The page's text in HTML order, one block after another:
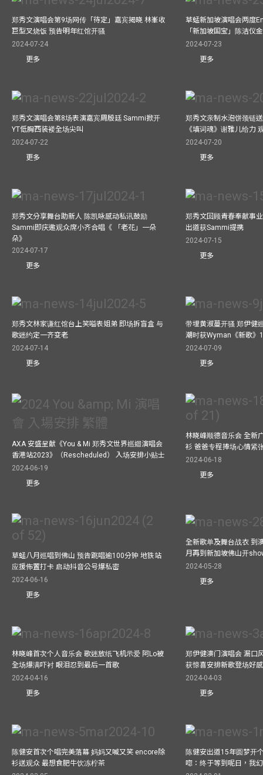
郑秀文演唱会第9场网传「待定」嘉宾揭晓 林峯收
巨型叉烧饭 预告明年红馆开骚
2024-07-24
更多
草蜢新加坡演唱会两度
「新加坡国宝」陈洁仪
2024-07-23
更多
郑秀文演唱会第8场表演嘉宾周殷廷 Sammi掀开
YT低胸西装褛全场尖叫
2024-07-22
更多
郑秀文亲制水泡饼颈链
《填词魂》谢雅儿给力
2024-07-20
更多
郑秀文分享舞台助新人 陈凯咏感动私讯鼓励
Sammi即庆邀观众席小齐合唱《 「老花」一朵
朵》
2024-07-17
更多
郑秀文回顾青春奉献事
出道获Sammi提携
2024-07-15
更多
郑秀文林家谦红馆台上笑嗌表姐弟 即场拆盲盒 与
歌迷约定一齐变老
2024-07-14
更多
带埋黄淑蔓开骚 郑伊健
潮时获Wyman《新歌》
2024-07-09
更多
AXA 安盛呈献《You & Mi 郑秀文世界巡迴演唱会
香港站2023》（Rescheduled） 入场安排小贴士
2024-06-19
更多
林晓峰顺德音乐会 全新
衫 爸爸专程捧场心情紧
2024-06-18
更多
草蜢八月巡唱到佛山 预告跳唱逾100分钟 地铁站
应援佈置打卡 启动抖音公号爆私密
2024-06-16
更多
全新歌单及舞台战衣 到
月再到新加坡佛山开
2024-05-28
更多
林晓峰首次个人音乐会 歌迷放纸飞机示爱 阿Lo被
全场爆满吓衬 眼泪忍到最后一首歌
2024-04-16
更多
郑伊健澳门演唱会 漏口
获惊喜安排新歌登场好
2024-04-03
更多
陈健安首次个唱完美落幕 妈妈又喊又笑 encore除
衫送观众 最想食肥牛饮冻柠茶
陈健安出道15年圆梦开
唿：终于等到呢日，我